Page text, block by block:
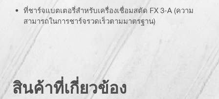
ที่ชาร์จแบตเตอรี่สำหรับเครื่องเชื่อมสตัด FX 3-A (ความ
สามารถในการชาร์จรวดเร็วตามมาตรฐาน)
สินค้าที่เกี่ยวข้อง